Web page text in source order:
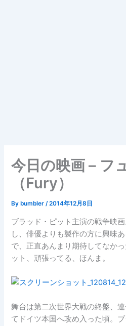
今日の映画 – フ
（Fury）
By bumbler/2014年12月8日
ブラッド・ピット主演の戦争映
し、俳優よりも製作の方に興味
で、正直あんまり期待してなか
ット、頑張ってる、ほんま。
舞台は第二次世界大戦の終盤、
てドイツ本国へ攻め入った頃。